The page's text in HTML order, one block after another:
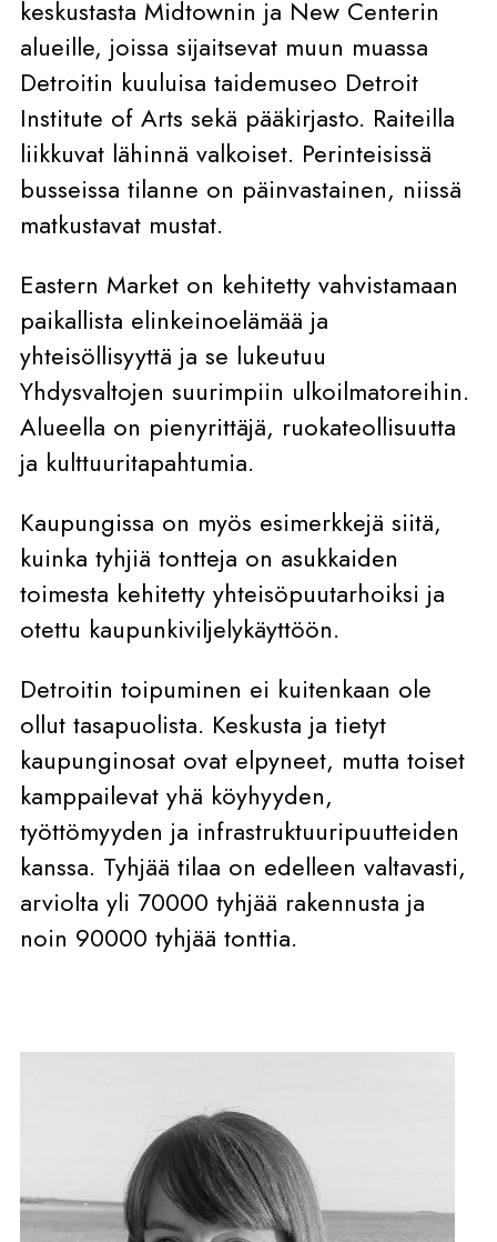
keskustasta Midtownin ja New Centerin
alueille, joissa sijaitsevat muun muassa
Detroitin kuuluisa taidemuseo Detroit
Institute of Arts sekä pääkirjasto. Raiteilla
liikkuvat lähinnä valkoiset. Perinteisissä
busseissa tilanne on päinvastainen, niissä
matkustavat mustat.
Eastern Market on kehitetty vahvistamaan
paikallista elinkeinoelämää ja
yhteisöllisyyttä ja se lukeutuu
Yhdysvaltojen suurimpiin ulkoilmatoreihin.
Alueella on pienyrittäjä, ruokateollisuutta
ja kulttuuritapahtumia.
Kaupungissa on myös esimerkkejä siitä,
kuinka tyhjiä tontteja on asukkaiden
toimesta kehitetty yhteisöpuutarhoiksi ja
otettu kaupunkiviljelykäyttöön.
Detroitin toipuminen ei kuitenkaan ole
ollut tasapuolista. Keskusta ja tietyt
kaupunginosat ovat elpyneet, mutta toiset
kamppailevat yhä köyhyyden,
työttömyyden ja infrastruktuuripuutteiden
kanssa. Tyhjää tilaa on edelleen valtavasti,
arviolta yli 70000 tyhjää rakennusta ja
noin 90000 tyhjää tonttia.